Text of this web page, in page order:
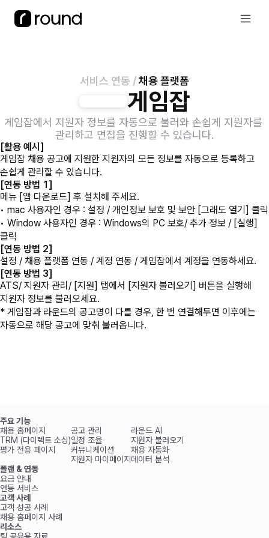
서비스 연동 / 채용 플랫폼
게임잡
게임잡에서 지원자 정보를 자동으로 불러와 손쉽게 지원자를
관리하고 면접을 진행할 수 있습니다.
[활용 예시]
게임잡 채용 공고에 지원한 지원자의 모든 정보를 자동으로 등록하고
손쉽게 관리할 수 있습니다.
[연동 방법 1 ]
메뉴 [앱 다운로드] 후 설치해 주세요.
• mac 사용자인 경우 : 설정 / 개인정보 보호 및 보안 [그래도 열기] 클릭
• Window 사용자인 경우 : Windows의 PC 보호/ 추가 정보 / [실행]
클릭
[연동 방법 2]
설정 / 채용 플랫폼 연동 / 계정 연동 / 게임잡에서 계정을 연동하세요.
[연동 방법 3]
ATS/ 지원자 관리/ [지원] 탭에서 [지원자 불러오기] 버튼을 실행해
지원자 정보를 불러오세요.
* 게임잡과 라운드의 공고명이 다를 경우, 한 번 연결해두면 이후에는
자동으로 해당 공고에 맞춰 불러옵니다.
주요 기능
채용 홈페이지
TRM (다이렉트 소싱)
평가 전용 페이지
공고 관리
일정 조율
커뮤니케이션
지원자 마이페이지
라운드 AI
지원자 불러오기
채용 자동화
데이터 분석
플랜 & 연동
요금 안내
연동 서비스
고객 사례
고객 성공 사례
채용 홈페이지 사례
리소스